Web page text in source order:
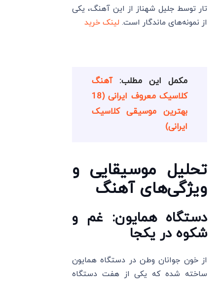
تار توسط جلیل شهناز از این آهنگ، یکی
از نمونه‌های ماندگار است. لینک خرید
مکمل این مطلب:آهنگ
کلاسیک معروف ایرانی (18
بهترین موسیقی کلاسیک
ایرانی)
تحلیل موسیقایی و
ویژگی‌های آهنگ
دستگاه همایون: غم و
شکوه در یکجا
از خون جوانان وطن در دستگاه همایون
ساخته شده که یکی از هفت دستگاه